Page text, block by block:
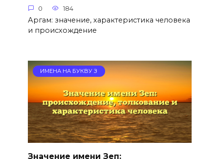
0 184
Аргам: значение, характеристика человека
и происхождение
ИМЕНА НА БУКВУ З
Значение имени Зеп: